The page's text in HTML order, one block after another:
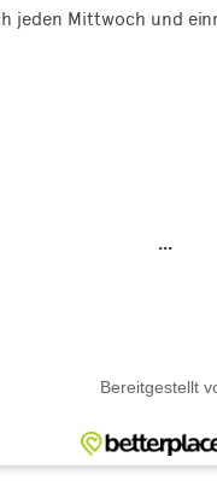
jeden Mittwoch und